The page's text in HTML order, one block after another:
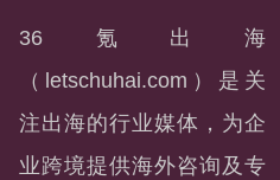
36氪出海
（letschuhai.com）是关
注出海的行业媒体，为企
业跨境提供海外咨询及专